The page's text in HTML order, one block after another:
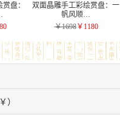
盘：
双面晶雕手工彩绘赏盘：一
帆风顺…
￥1698￥1180
contents
）
contents